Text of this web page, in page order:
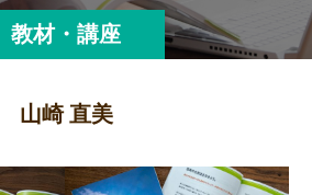
教材・講座
山崎 直美